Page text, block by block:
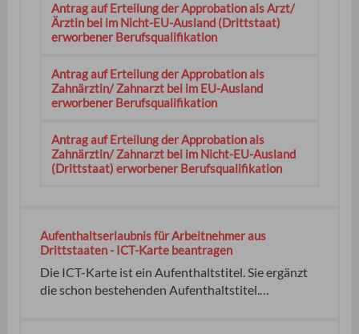
Antrag auf Erteilung der Approbation als Arzt/
Ärztin bei im Nicht-EU-Ausland (Drittstaat)
erworbener Berufsqualifikation
Antrag auf Erteilung der Approbation als
Zahnärztin/ Zahnarzt bei im EU-Ausland
erworbener Berufsqualifikation
Antrag auf Erteilung der Approbation als
Zahnärztin/ Zahnarzt bei im Nicht-EU-Ausland
(Drittstaat) erworbener Berufsqualifikation
Aufenthaltserlaubnis für Arbeitnehmer aus
Drittstaaten - ICT-Karte beantragen
Die ICT-Karte ist ein Aufenthaltstitel. Sie ergänzt
die schon bestehenden Aufenthaltstitel.